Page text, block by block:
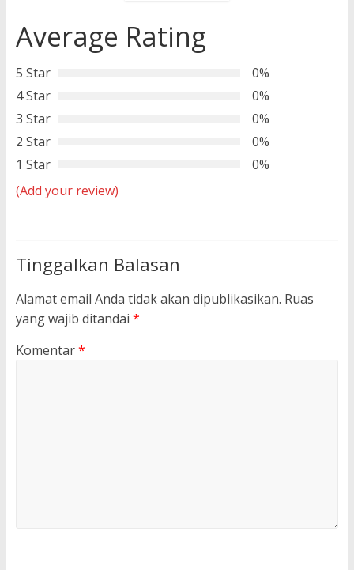
Average Rating
5 Star
0%
4 Star
0%
3 Star
0%
2 Star
0%
1 Star
0%
(Add your review)
Tinggalkan Balasan
Alamat email Anda tidak akan dipublikasikan. Ruas
yang wajib ditandai *
Komentar*